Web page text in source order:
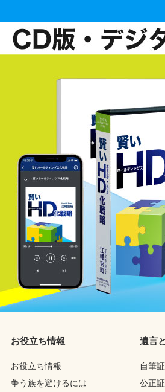
お役立ち情報
お役立ち情報
争う族を避けるには
遺言
自筆
公正